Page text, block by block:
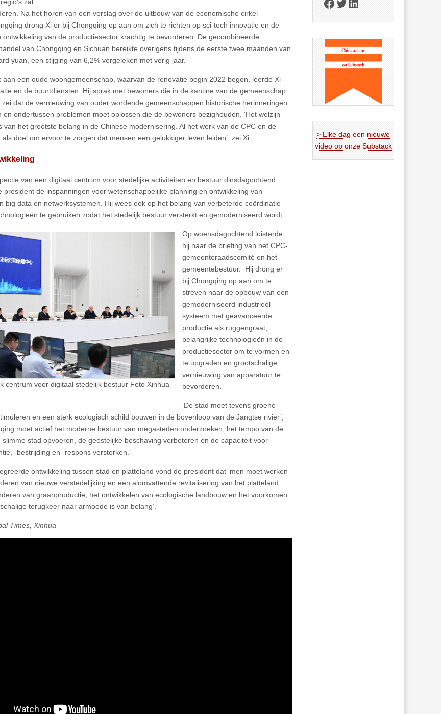
Na het horen van een verslag over de uitbouw van de economische cirkel
drong Xi er bij Chongqing op aan om zich te richten op sci-tech innovatie en de
ontwikkeling van de productiesector krachtig te bevorderen. De gecombineerde
van Chongqing en Sichuan bereikte overigens tijdens de eerste twee maanden van
yuan, een stijging van 6,2% vergeleken met vorig jaar.
aan een oude woongemeenschap, waarvan de renovatie begin 2022 begon, leerde Xi
en de buurtdiensten. Hij sprak met bewoners die in de kantine van de gemeenschap
dat de vernieuwing van ouder wordende gemeenschappen historische herinneringen
en ondertussen problemen moet oplossen die de bewoners bezighouden. ‘Het welzijn
van het grootste belang in de Chinese modernisering. Al het werk van de CPC en de
doel om ervoor te zorgen dat mensen een gelukkiger leven leiden’, zei Xi.
van een digitaal centrum voor stedelijke activiteiten en bestuur dinsdagochtend
president de inspanningen voor wetenschappelijke planning en ontwikkeling van
big data en netwerksystemen. Hij wees ook op het belang van verbeterde coördinatie
te gebruiken zodat het stedelijk bestuur versterkt en gemoderniseerd wordt.
centrum voor digitaal stedelijk bestuur Foto Xinhua
Op woensdagochtend luisterde
hij naar de briefing van het CPC-
gemeenteraadscomité en het
gemeentebestuur. Hij drong er
bij Chongqing op aan om te
streven naar de opbouw van een
gemoderniseerd industrieel
systeem met geavanceerde
productie als ruggengraat,
belangrijke technologieën in de
productiesector om te vormen en
te upgraden en grootschalige
vernieuwing van apparatuur te
bevorderen.
‘De stad moet tevens groene
en een sterk ecologisch schild bouwen in de bovenloop van de Jangtse rivier’,
moet actief het moderne bestuur van megasteden onderzoeken, het tempo van de
slimme stad opvoeren, de geestelijke beschaving verbeteren en de capaciteit voor
-bestrijding en -respons versterken.’
ontwikkeling tussen stad en platteland vond de president dat ‘men moet werken
van nieuwe verstedelijking en een alomvattende revitalisering van het platteland.
van graanproductie, het ontwikkelen van ecologische landbouw en het voorkomen
terugkeer naar armoede is van belang’.
Times, Xinhua
> Elke dag een nieuwe
video op onze Substack